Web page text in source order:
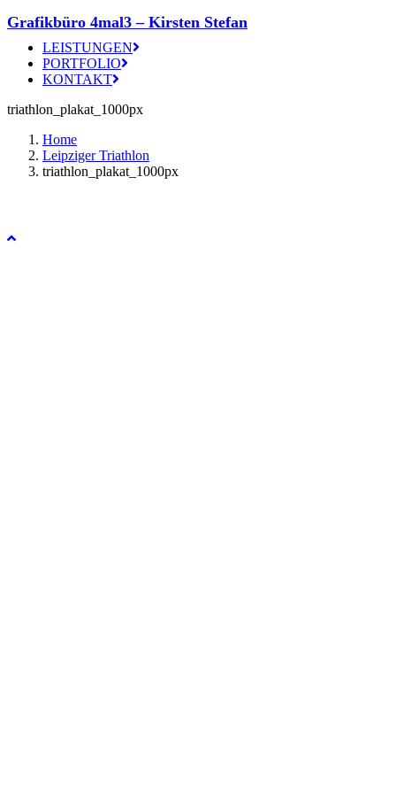
Grafikbüro 4mal3 – Kirsten Stefan
LEISTUNGEN
PORTFOLIO
KONTAKT
triathlon_plakat_1000px
Home
Leipziger Triathlon
triathlon_plakat_1000px